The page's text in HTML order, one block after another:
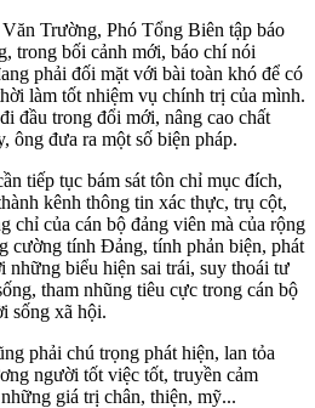
Trường, Phó Tổng Biên tập báo
trong bối cảnh mới, báo chí nói
phải đối mặt với bài toàn khó để có
làm tốt nhiệm vụ chính trị của mình.
đầu trong đổi mới, nâng cao chất
ông đưa ra một số biện pháp.
tiếp tục bám sát tôn chỉ mục đích,
kênh thông tin xác thực, trụ cột,
của cán bộ đảng viên mà của rộng
cường tính Đảng, tính phản biện, phát
những biểu hiện sai trái, suy thoái tư
tham nhũng tiêu cực trong cán bộ
sống xã hội.
phải chú trọng phát hiện, lan tỏa
người tốt việc tốt, truyền cảm
giá trị chân, thiện, mỹ...